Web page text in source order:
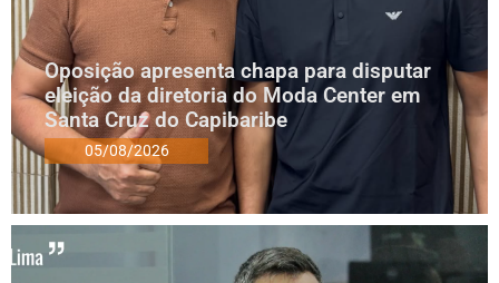
Oposição apresenta chapa para disputar
eleição da diretoria do Moda Center em
Santa Cruz do Capibaribe
05/08/2026